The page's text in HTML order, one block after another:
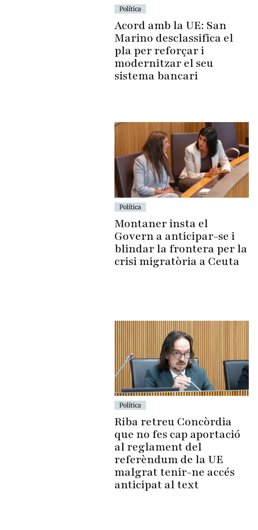
Política
Acord amb la UE: San
Marino desclassifica el
pla per reforçar i
modernitzar el seu
sistema bancari
Política
Montaner insta el
Govern a anticipar-se i
blindar la frontera per la
crisi migratòria a Ceuta
Política
Riba retreu Concòrdia
que no fes cap aportació
al reglament del
referèndum de la UE
malgrat tenir-ne accés
anticipat al text